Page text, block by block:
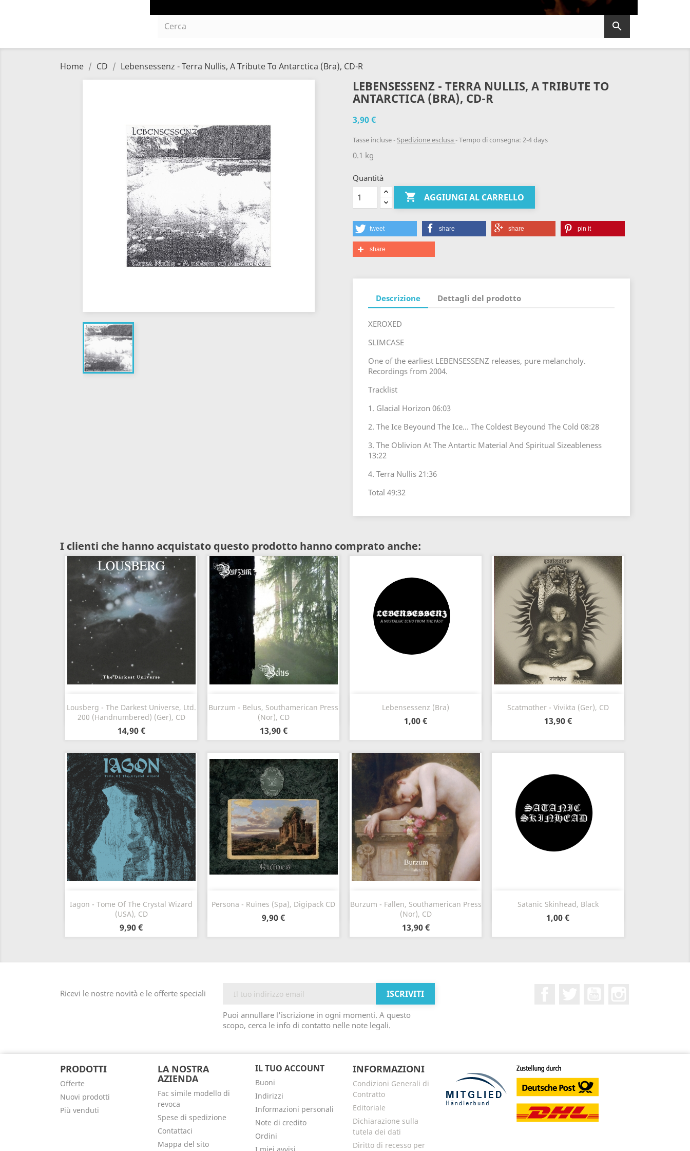

Home CD Lebensessenz - Terra Nullis, A Tribute To Antarctica (Bra), CD-R
LEBENSESSENZ - TERRA NULLIS, A TRIBUTE TO
ANTARCTICA (BRA), CD-R
3,90 €
Tasse incluse Spedizione esclusa Tempo di consegna: 2-4 days
0.1 kg
Quantità
 AGGIUNGI AL CARRELLO
tweet share share pin it
share
Descrizione Dettagli del prodotto
XEROXED
SLIMCASE
One of the earliest LEBENSESSENZ releases, pure melancholy.
Recordings from 2004.
Tracklist
1. Glacial Horizon 06:03
2. The Ice Beyound The Ice... The Coldest Beyound The Cold 08:28
3. The Oblivion At The Antartic Material And Spiritual Sizeableness
13:22
4. Terra Nullis 21:36
Total 49:32
I clienti che hanno acquistato questo prodotto hanno comprato anche:
Lousberg - The Darkest Universe, Ltd.
200 (Handnumbered) (Ger), CD
14,90 €
 Anteprima
Burzum - Belus, Southamerican Press
(Nor), CD
13,90 €
 Anteprima Lebensessenz (Bra)
1,00 €
 Anteprima Scatmother - Vivikta (Ger), CD
13,90 €
 Anteprima
Iagon - Tome Of The Crystal Wizard
(USA), CD
9,90 €
 Anteprima Persona - Ruïnes (Spa), Digipack CD
9,90 €
 Anteprima
Burzum - Fallen, Southamerican Press
(Nor), CD
13,90 €
 Anteprima Satanic Skinhead, Black
1,00 €
 Anteprima
Ricevi le nostre novità e le offerte speciali
Puoi annullare l'iscrizione in ogni momenti. A questo
scopo, cerca le info di contatto nelle note legali.
PRODOTTI
Offerte
Nuovi prodotti
Più venduti
LA NOSTRA
AZIENDA
Fac simile modello di
revoca
Spese di spedizione
Contattaci
Mappa del sito
IL TUO ACCOUNT
Buoni
Indirizzi
Informazioni personali
Note di credito
Ordini
INFORMAZIONI
Condizioni Generali di
Contratto
Editoriale
Dichiarazione sulla
tutela dei dati
Diritto di recesso per